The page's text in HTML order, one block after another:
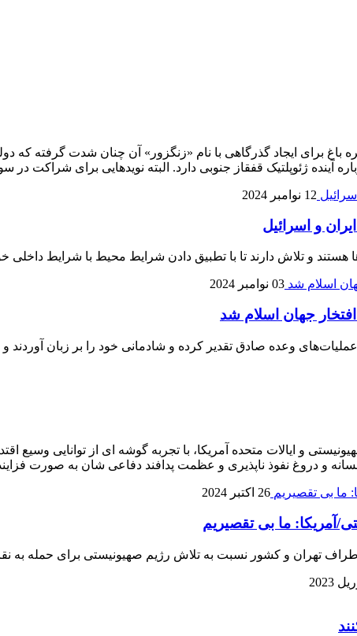
برای ایجاد گذرگاهی با نام «زنگزور» آن چنان شدت گرفته که
آینده ژئوپلتیک قفقاز جنوبی دارد. البته نویدهایی برای شراکت
12 نوامبر 2024
و اسرائیل
هستند و تلاش دارند تا با تطبیق دادن شرایط محیط با شرایط
03 نوامبر 2024
جهان اسلام شد
وعده صادق تقدیر کرده و شادمانی خود را بر زبان
همه جهان و به ویژه رژیم صهیونیستی و ایالات متحده آمریکا، با تجربه گوشه ای
و دروغ نفوذ ناپذیری و عظمت پدافند دفاعی شان به صورت
26 اکتبر 2024
آمریکا: ما بی تقصیریم
تهران و کشور نسبت به تلاش رژیم صهیونیستی برای حمله به